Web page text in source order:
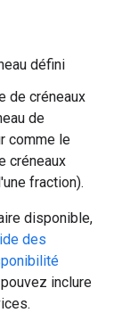
défini
de créneaux
de
comme le
créneaux
fraction).
disponible,
des
inclure